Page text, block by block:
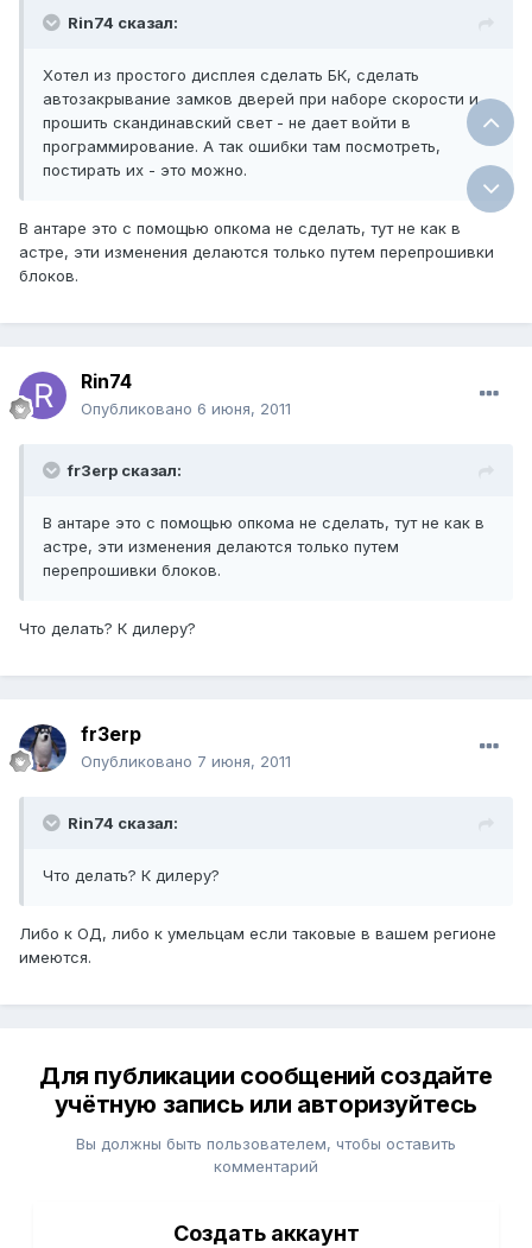
Rin74 сказал:
Хотел из простого дисплея сделать БК, сделать
автозакрывание замков дверей при наборе скорости и
прошить скандинавский свет - не дает войти в
программирование. А так ошибки там посмотреть,
постирать их - это можно.
В антаре это с помощью опкома не сделать, тут не как в
астре, эти изменения делаются только путем перепрошивки
блоков.
Rin74
Опубликовано 6 июня, 2011
fr3erp сказал:
В антаре это с помощью опкома не сделать, тут не как в
астре, эти изменения делаются только путем
перепрошивки блоков.
Что делать? К дилеру?
fr3erp
Опубликовано 7 июня, 2011
Rin74 сказал:
Что делать? К дилеру?
Либо к ОД, либо к умельцам если таковые в вашем регионе
имеются.
Для публикации сообщений создайте
учётную запись или авторизуйтесь
Вы должны быть пользователем, чтобы оставить
комментарий
Создать аккаунт